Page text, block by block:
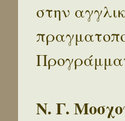
στην
Ν. Γ.